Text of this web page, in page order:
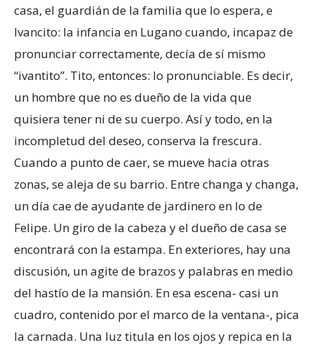
casa, el guardián de la familia que lo espera, e
Ivancito: la infancia en Lugano cuando, incapaz de
pronunciar correctamente, decía de sí mismo
“ivantito”. Tito, entonces: lo pronunciable. Es decir,
un hombre que no es dueño de la vida que
quisiera tener ni de su cuerpo. Así y todo, en la
incompletud del deseo, conserva la frescura.
Cuando a punto de caer, se mueve hacia otras
zonas, se aleja de su barrio. Entre changa y changa,
un día cae de ayudante de jardinero en lo de
Felipe. Un giro de la cabeza y el dueño de casa se
encontrará con la estampa. En exteriores, hay una
discusión, un agite de brazos y palabras en medio
del hastío de la mansión. En esa escena- casi un
cuadro, contenido por el marco de la ventana-, pica
la carnada. Una luz titula en los ojos y repica en la